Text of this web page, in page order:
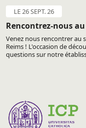
LE 26 SEPT. 26
Rencontrez-nous
Venez nous rencontrer au
Reims ! L'occasion de
questions sur notre